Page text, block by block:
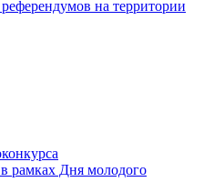
на территории
рамках Дня молодого